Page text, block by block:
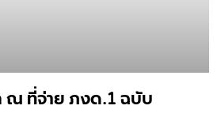
ณ ที่จ่าย ภงด.1 ฉบับ